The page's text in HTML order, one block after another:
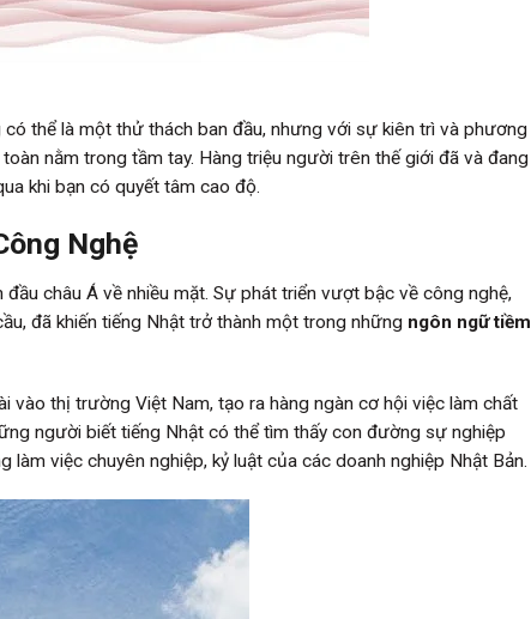
thể là một thử thách ban đầu, nhưng với sự kiên trì và phương
nằm trong tầm tay. Hàng triệu người trên thế giới đã và đang
khi bạn có quyết tâm cao độ.
Nghệ
châu Á về nhiều mặt. Sự phát triển vượt bậc về công nghệ,
đã khiến tiếng Nhật trở thành một trong những ngôn ngữ tiềm
vào thị trường Việt Nam, tạo ra hàng ngàn cơ hội việc làm chất
người biết tiếng Nhật có thể tìm thấy con đường sự nghiệp
việc chuyên nghiệp, kỷ luật của các doanh nghiệp Nhật Bản.